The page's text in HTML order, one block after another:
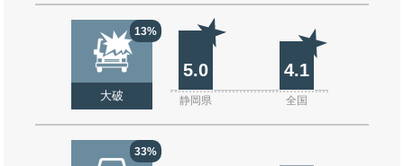
13%
大破
5.0 4.1
静岡県 全国
33%